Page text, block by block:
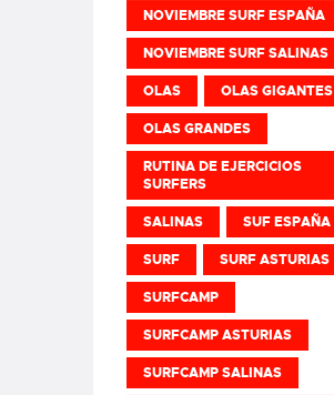
NOVIEMBRE SURF ESPAÑA
NOVIEMBRE SURF SALINAS
OLAS OLAS GIGANTES
OLAS GRANDES
RUTINA DE EJERCICIOS
SURFERS
SALINAS SUF ESPAÑA
SURF SURF ASTURIAS
SURFCAMP
SURFCAMP ASTURIAS
SURFCAMP SALINAS